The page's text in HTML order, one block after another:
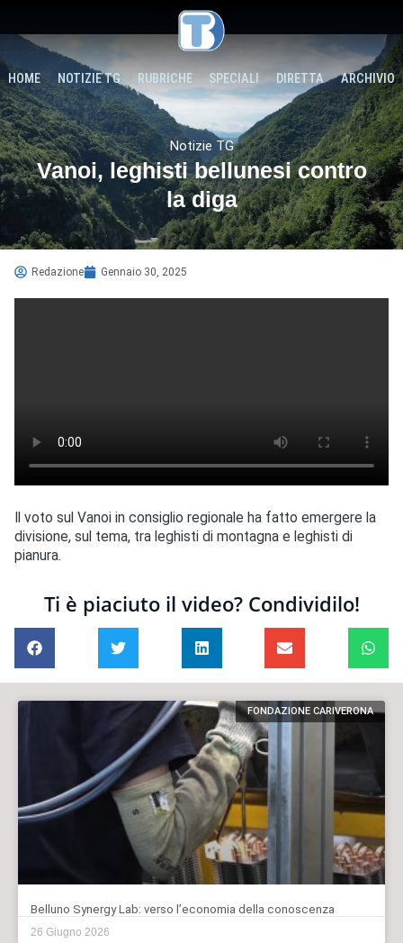
HOME NOTIZIE TG RUBRICHE SPECIALI DIRETTA ARCHIVIO
Notizie TG
Vanoi, leghisti bellunesi contro
la diga
Redazione Gennaio 30, 2025
Il voto sul Vanoi in consiglio regionale ha fatto emergere la
divisione, sul tema, tra leghisti di montagna e leghisti di
pianura.
Ti è piaciuto il video? Condividilo!
FONDAZIONE CARIVERONA
Belluno Synergy Lab: verso l’economia della conoscenza
26 Giugno 2026